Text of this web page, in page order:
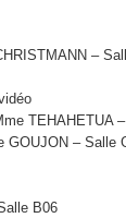
–
TEHAHETUA
– Salle
B06